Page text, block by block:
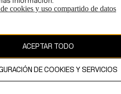
está protegido por copyright y es
cookies y uso compartido de datos
ACEPTAR TODO
DE COOKIES Y SERVICIOS